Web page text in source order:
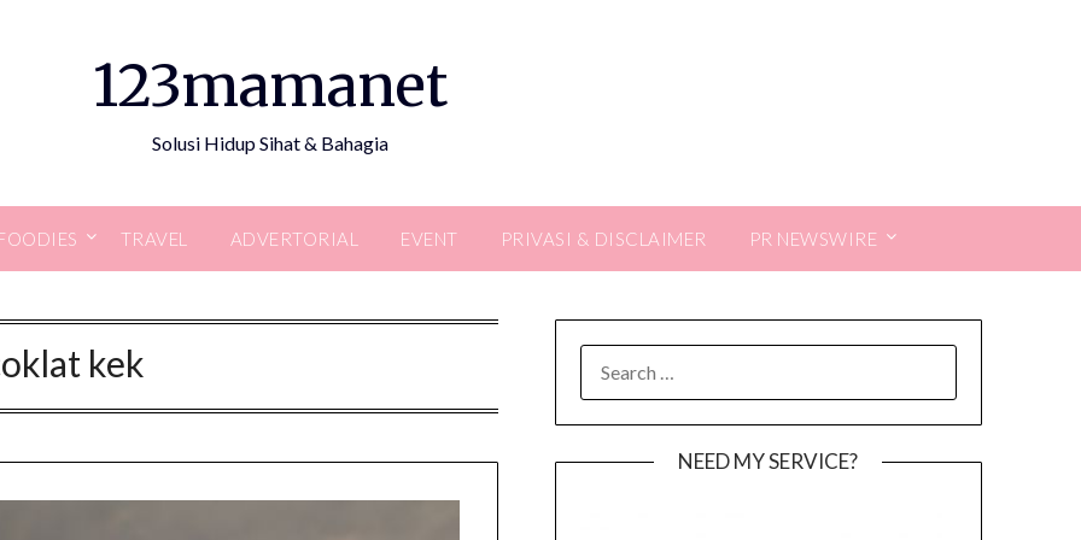
123mamanet
Solusi Hidup Sihat & Bahagia
TRAVEL ADVERTORIAL EVENT PRIVASI & DISCLAIMER PR NEWSWIRE
kek
FOR:
NEED MY SERVICE?